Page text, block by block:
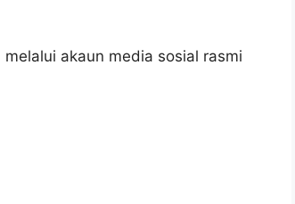
akaun media sosial rasmi